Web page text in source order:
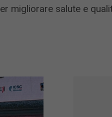
migliorare salute e